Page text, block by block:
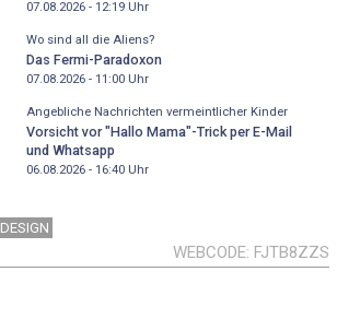
07.08.2026 - 12:19Uhr
Wo sind all die Aliens?
Das Fermi-Paradoxon
07.08.2026 - 11:00Uhr
Angebliche Nachrichten vermeintlicher Kinder
Vorsicht vor "Hallo Mama"-Trick per E-Mail
und Whatsapp
06.08.2026 - 16:40Uhr
DESIGN
WEBCODE FJTB8ZZS